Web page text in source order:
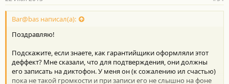
Bar@bas написал(а):
Поздравляю!
Подскажите, если знаете, как гарантийщики оформляли этот
деффект? Мне сказали, что для подтверждения, они должны
его записать на диктофон. У меня он (к сожалению ил счастью)
пока не такой громкости и при записи его не слышно на фоне